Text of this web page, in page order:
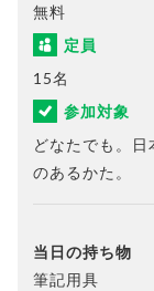
無料
定員
15名
参加対象
どなたでも。
のあるかた。
当日の持ち物
筆記用具